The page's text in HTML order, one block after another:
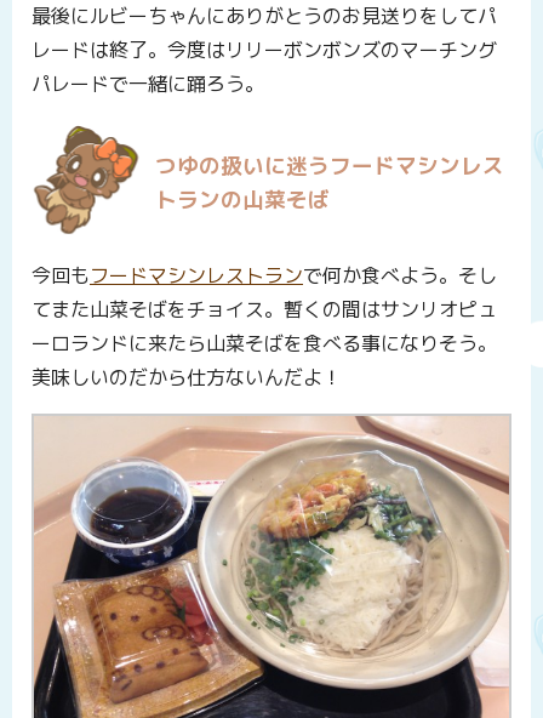
最後にルビーちゃんにありがとうのお見送りをしてパ
レードは終了。今度はリリーボンボンズのマーチング
パレードで一緒に踊ろう。
つゆの扱いに迷うフードマシンレス
トランの山菜そば
今回もフードマシンレストランで何か食べよう。そし
てまた山菜そばをチョイス。暫くの間はサンリオピュ
ーロランドに来たら山菜そばを食べる事になりそう。
美味しいのだから仕方ないんだよ！